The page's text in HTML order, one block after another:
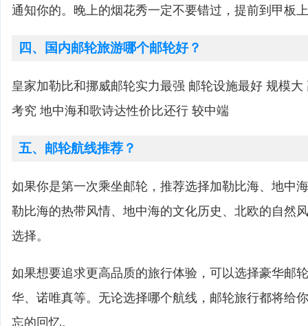
通知你的。晚上的烟花秀一定不要错过，提前到甲板
四、国内邮轮旅游哪个邮轮好？
皇家加勒比和挪威邮轮实力最强 邮轮设施最好 规模
考究 地中海和歌诗达性价比还行 较中端
五、邮轮航线推荐？
如果你是第一次乘坐邮轮，推荐选择加勒比海、地中
勒比海的热带风情、地中海的文化历史、北欧的自然
选择。
如果想要追求更高品质的旅行体验，可以选择豪华邮
华、诺唯真等。无论选择哪个航线，邮轮旅行都将给
忘的回忆。